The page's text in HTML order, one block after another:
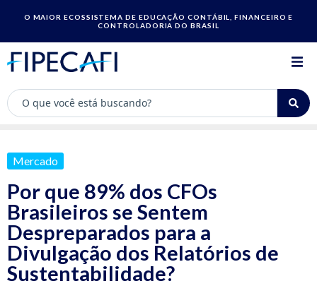
O MAIOR ECOSSISTEMA DE EDUCAÇÃO CONTÁBIL, FINANCEIRO E
CONTROLADORIA DO BRASIL
Mercado
Por que 89% dos CFOs
Brasileiros se Sentem
Despreparados para a
Divulgação dos Relatórios de
Sustentabilidade?